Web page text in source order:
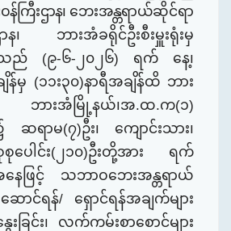
န်ကြီးဌာန၊ ဘေးအန္တရာယ်ဆိုင်ရာ
ာန၊ ဘားအံခရိုင်ဦးစီးမှူးရုံးမှ
သည် (၉-၆-၂၀၂၆) ရက် နေ့၊
ျိန်မှ (၁၁း၃၀)နာရီအချိန်ထိ ဘား
းအံမြို့နယ်၊အ.ထ.က(၁)
ဆရာမ(၇)ဦး၊ ကျောင်းသား၊
ေါင်း( ၂၁၀)ဦးတို့အား ရက်
နေဖြင့် သဘာဝဘေးအန္တရာယ်
ောင်ရန်/ ရှောင်ရန်အချက်များ
းခြင်း၊ လက်ကမ်းစာစောင်များ​